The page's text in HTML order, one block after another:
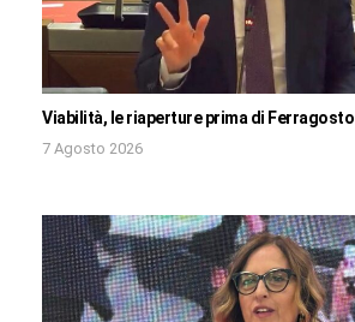
Viabilità, le riaperture prima di Ferragosto
7 Agosto 2026